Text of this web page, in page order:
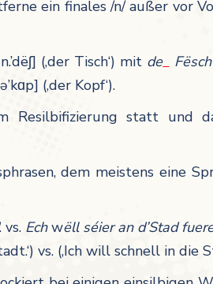
ein finales /n/ außer vor
(‚der Tisch‘) mit de_ Fësch
(‚der Kopf‘).
Resilbifizierung statt und
dem meistens eine
. vs. Echwëll séier an d’Stad
vs. (‚Ich will schnell in die